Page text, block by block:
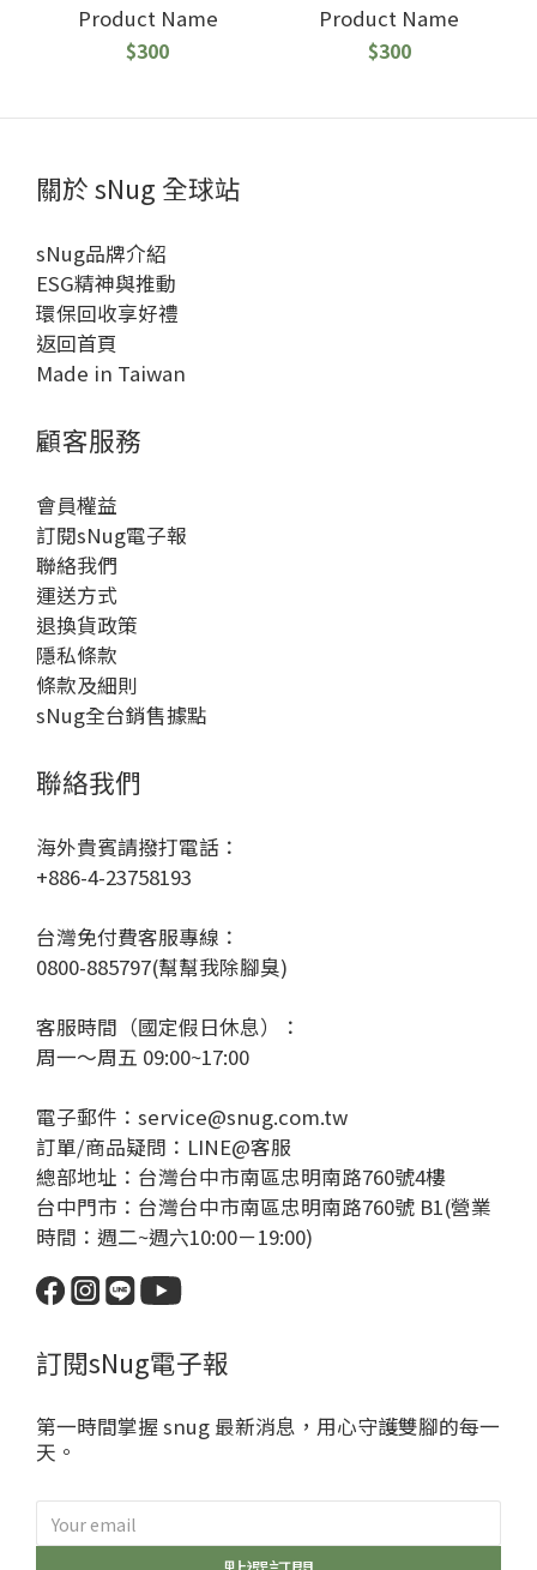
Product Name
$300
Product Name
$300
關於 sNug 全球站
sNug品牌介紹
ESG精神與推動
環保回收享好禮
返回首頁
Made in Taiwan
顧客服務
會員權益
訂閱sNug電子報
聯絡我們
運送方式
退換貨政策
隱私條款
條款及細則
sNug全台銷售據點
聯絡我們
海外貴賓請撥打電話：
+886-4-23758193
台灣免付費客服專線：
0800-885797(幫幫我除腳臭)
客服時間（國定假日休息）：
周一～周五 09:00~17:00
電子郵件：service@snug.com.tw
訂單/商品疑問： LINE@客服
總部地址：台灣台中市南區忠明南路760號4樓
台中門市：台灣台中市南區忠明南路760號 B1(營業
時間：週二~週六10:00－19:00)
訂閱sNug電子報
第一時間掌握 snug 最新消息，用心守護雙腳的每一
天。